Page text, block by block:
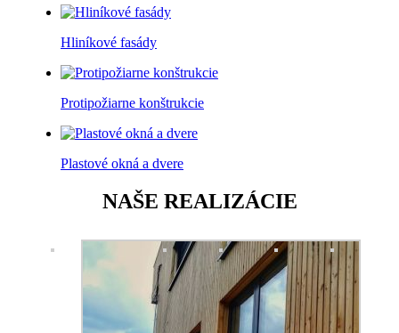
Hliníkové fasády
Protipožiarne konštrukcie
Plastové okná a dvere
NAŠE REALIZÁCIE